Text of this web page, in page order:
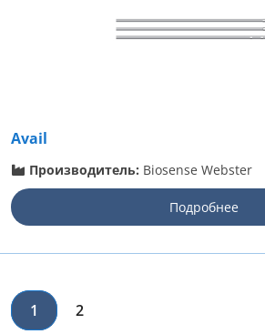
Avail
Производитель: Biosense Webster
Подробнее
1 2